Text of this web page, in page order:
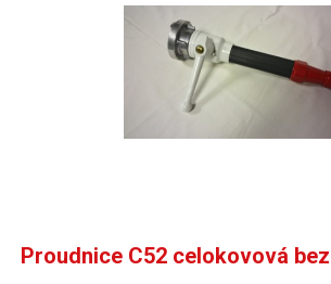
Proudnice C52 celokovová